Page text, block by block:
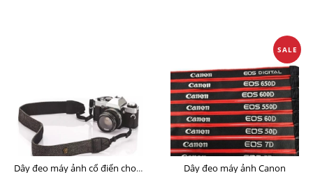
Dây đeo máy ảnh cổ điển cho máy ảnh DSLR Canon pentax
SALE
Dây đeo máy ảnh Canon